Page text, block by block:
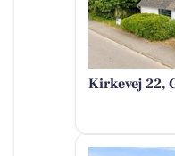
Kirkevej 22,